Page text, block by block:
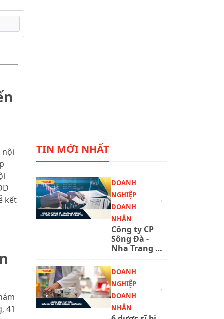
nội
kết
41
TIN MỚI NHẤT
DOANH
NGHIỆP
DOANH
NHÂN
Công ty CP
Sông Đà -
Nha Trang bị
triệu đồng vì
chậm công
bố thông tin
DOANH
NGHIỆP
DOANH
NHÂN